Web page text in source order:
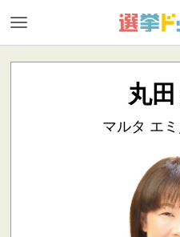
丸
マルタ エ